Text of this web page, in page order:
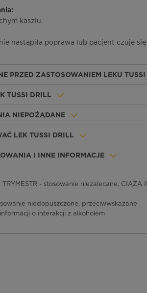
kaszlu.
nastąpiła poprawa lub pacjent czuje
PRZED ZASTOSOWANIEM LEKU
TUSSI DRILL
NIEPOŻĄDANE
LEK TUSSI DRILL
I INNE INFORMACJE
TRYMESTR - stosowanie niezalecane, CIĄŻA
niedopuszczone, przeciwwskazane
o interakcji z alkoholem